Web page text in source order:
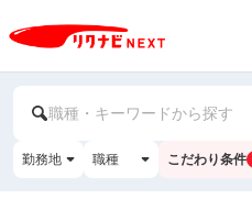
職種・キーワードから探す
勤務地 職種 こだわり条件